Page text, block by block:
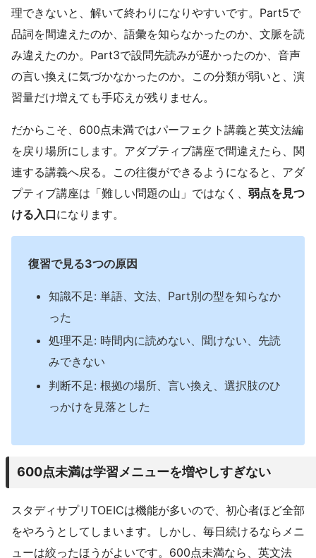
理できないと、解いて終わりになりやすいです。Part5で
品詞を間違えたのか、語彙を知らなかったのか、文脈を読
み違えたのか。Part3で設問先読みが遅かったのか、音声
の言い換えに気づかなかったのか。この分類が弱いと、演
習量だけ増えても手応えが残りません。
だからこそ、600点未満ではパーフェクト講義と英文法編
を戻り場所にします。アダプティブ講座で間違えたら、関
連する講義へ戻る。この往復ができるようになると、アダ
プティブ講座は「難しい問題の山」ではなく、 弱点を見つ
ける入口になります。
復習で見る3つの原因
知識不足: 単語、文法、Part別の型を知らなか
った
処理不足: 時間内に読めない、聞けない、先読
みできない
判断不足: 根拠の場所、言い換え、選択肢のひ
っかけを見落とした
600点未満は学習メニューを増やしすぎない
スタディサプリTOEICは機能が多いので、初心者ほど全部
をやろうとしてしまいます。しかし、毎日続けるならメニ
ューは絞ったほうがよいです。600点未満なら、英文法